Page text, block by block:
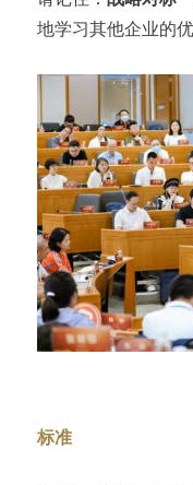
地学习其他企业的
标准